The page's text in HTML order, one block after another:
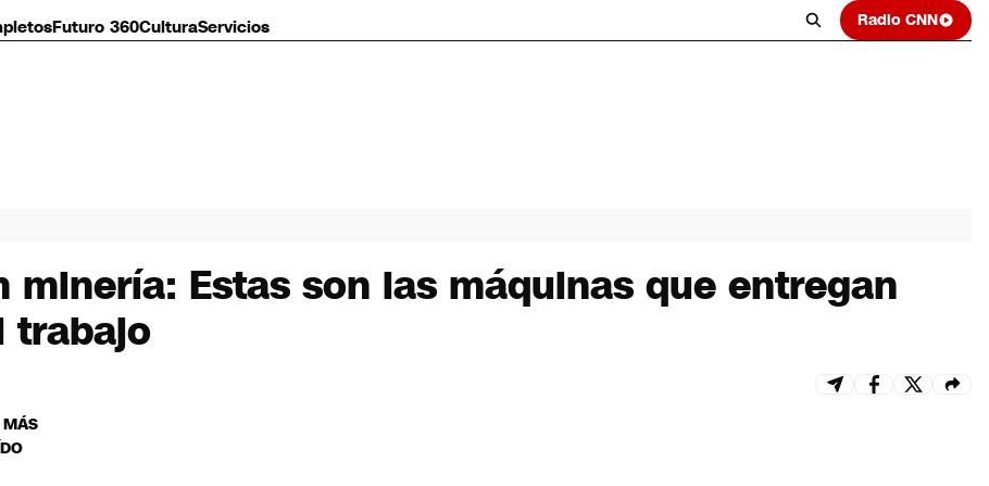
Futuro 360CulturaServicios Radio CNN
Estas son las máquinas que entregan
trabajo